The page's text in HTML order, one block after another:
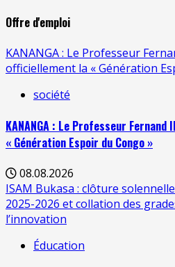
Offre d'emploi
KANANGA : Le Professeur
officiellement la « Génération
société
KANANGA : Le Professeur
« Génération Espoir du Congo »
08.08.2026
ISAM Bukasa : clôture
2025-2026 et collation des
l’innovation
Éducation